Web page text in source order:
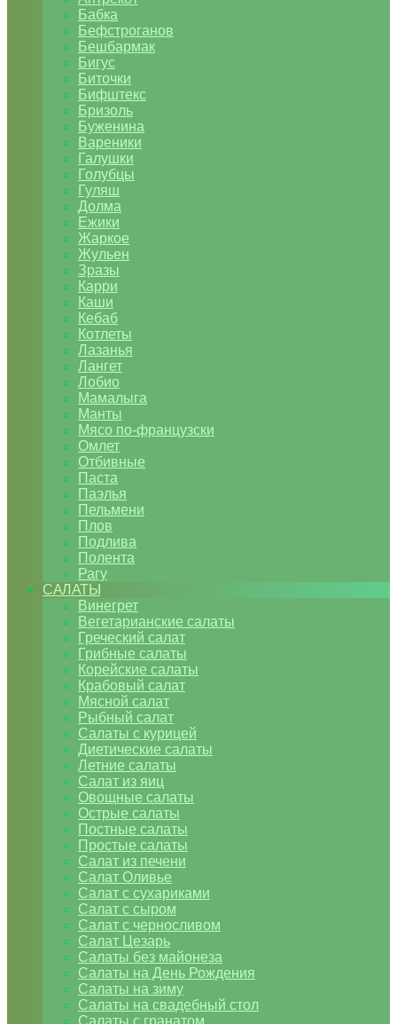
Бабка
Бефстроганов
Бешбармак
Бигус
Биточки
Бифштекс
Бризоль
Буженина
Вареники
Галушки
Голубцы
Гуляш
Долма
Ежики
Жаркое
Жульен
Зразы
Карри
Каши
Кебаб
Котлеты
Лазанья
Лангет
Лобио
Мамалыга
Манты
Мясо по-французски
Омлет
Отбивные
Паста
Паэлья
Пельмени
Плов
Подлива
Полента
Рагу
САЛАТЫ
Винегрет
Вегетарианские салаты
Греческий салат
Грибные салаты
Корейские салаты
Крабовый салат
Мясной салат
Рыбный салат
Салаты с курицей
Диетические салаты
Летние салаты
Салат из яиц
Овощные салаты
Острые салаты
Постные салаты
Простые салаты
Салат из печени
Салат Оливье
Салат с сухариками
Салат с сыром
Салат с черносливом
Салат Цезарь
Салаты без майонеза
Салаты на День Рождения
Салаты на зиму
Салаты на свадебный стол
Салаты с гранатом